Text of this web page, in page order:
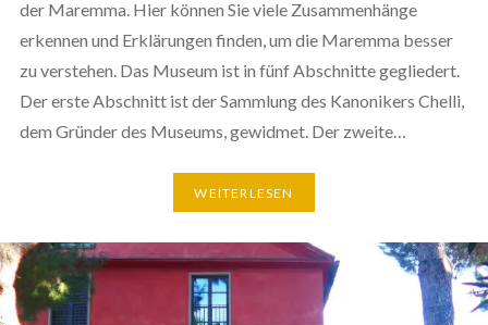
der Maremma. Hier können Sie viele Zusammenhänge
erkennen und Erklärungen finden, um die Maremma besser
zu verstehen. Das Museum ist in fünf Abschnitte gegliedert.
Der erste Abschnitt ist der Sammlung des Kanonikers Chelli,
dem Gründer des Museums, gewidmet. Der zweite…
WEITERLESEN